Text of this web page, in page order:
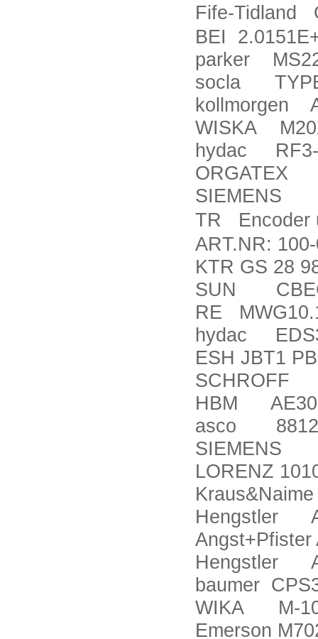
Fife-Tidland
BEI
parker
socla TYPE
kollmorgen
WISKA
hydac RF3-
ORGATEX
SIEMENS
TR Encoder
ART.NR:
KTR GS 28
SUN
RE
hydac
ESH JBT1
SCHROFF
HBM
asco
SIEMENS
LORENZ
Hengstler
Angst+Pfister
Hengstler
baumer
WIKA M-10
Emerson